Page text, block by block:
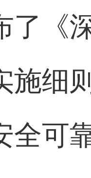
了《
施细
全可